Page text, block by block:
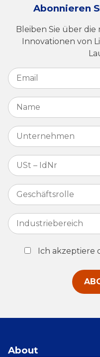
Abonnieren
Bleiben Sie über
Innovationen von
Ich akzeptiere
About